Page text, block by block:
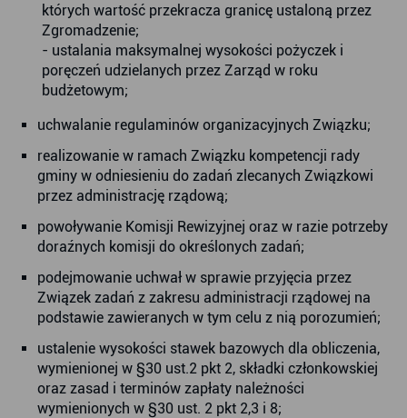
których wartość przekracza granicę ustaloną przez
Zgromadzenie;
- ustalania maksymalnej wysokości pożyczek i
poręczeń udzielanych przez Zarząd w roku
budżetowym;
uchwalanie regulaminów organizacyjnych Związku;
realizowanie w ramach Związku kompetencji rady
gminy w odniesieniu do zadań zlecanych Związkowi
przez administrację rządową;
powoływanie Komisji Rewizyjnej oraz w razie potrzeby
doraźnych komisji do określonych zadań;
podejmowanie uchwał w sprawie przyjęcia przez
Związek zadań z zakresu administracji rządowej na
podstawie zawieranych w tym celu z nią porozumień;
ustalenie wysokości stawek bazowych dla obliczenia,
wymienionej w §30 ust.2 pkt 2, składki członkowskiej
oraz zasad i terminów zapłaty należności
wymienionych w §30 ust. 2 pkt 2,3 i 8;